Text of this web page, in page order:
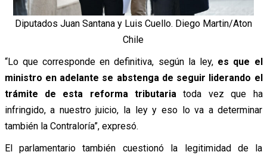
Diputados Juan Santana y Luis Cuello. Diego Martin/Aton
Chile
“Lo que corresponde en definitiva, según la ley,es que el
ministro en adelante se abstenga de seguir liderando el
trámite de esta reforma tributaria toda vez que ha
infringido, a nuestro juicio, la ley y eso lo va a determinar
también la Contraloría”, expresó.
El parlamentario también cuestionó la legitimidad de la